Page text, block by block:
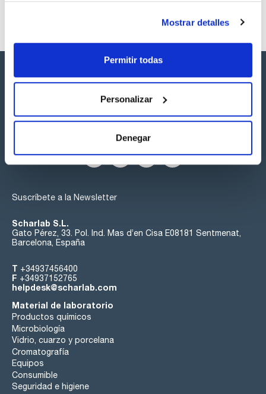
Mostrar detalles
Permitir todas
Personalizar
Denegar
Suscríbete a la Newsletter
Scharlab S.L.
Gato Pérez, 33. Pol. Ind. Mas d’en Cisa E08181 Sentmenat,
Barcelona, España
T +34937456400
F +34937152765
helpdesk@scharlab.com
Material de laboratorio
Productos químicos
Microbiología
Vidrio, cuarzo y porcelana
Cromatografía
Equipos
Consumible
Seguridad e higiene